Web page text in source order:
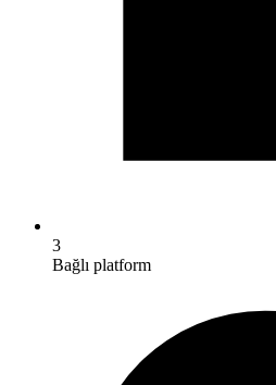
3
Bağlı platform